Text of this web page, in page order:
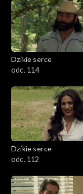
Dzikie serce
odc. 114
Dzikie serce
odc. 112